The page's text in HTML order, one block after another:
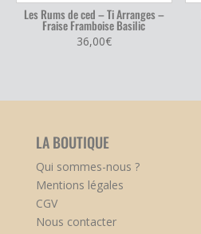
Les Rums de ced – Ti Arranges –
Fraise Framboise Basilic
36,00€
LA BOUTIQUE
Qui sommes-nous ?
Mentions légales
CGV
Nous contacter